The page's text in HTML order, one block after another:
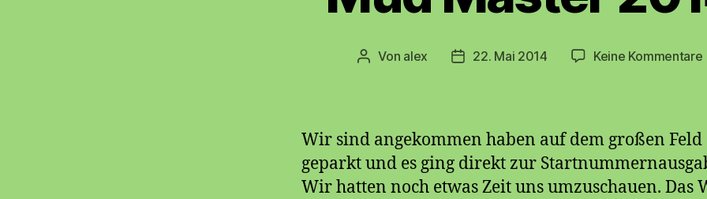
Beitragsautor
Von alex Beitragsdatum
22. Mai 2014 Keine Kommentare
Wir sind angekommen haben auf dem großen Feld
geparkt und es ging direkt zur
Wir hatten noch etwas Zeit uns umzuschauen. Das